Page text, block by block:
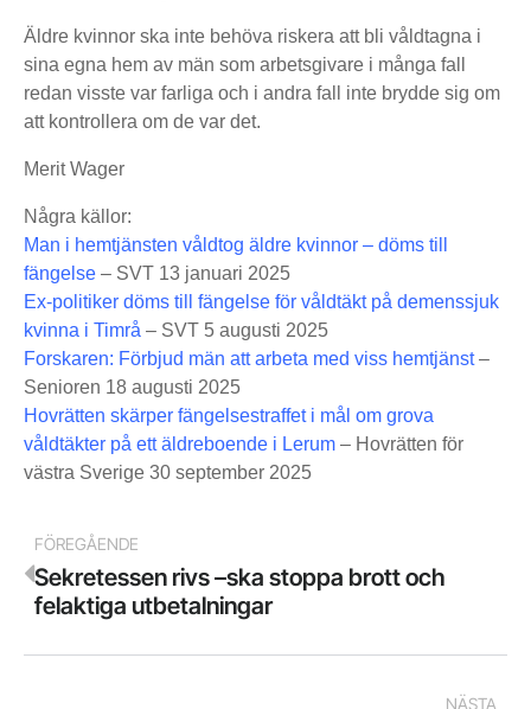
Äldre kvinnor ska inte behöva riskera att bli våldtagna i
sina egna hem av män som arbetsgivare i många fall
redan visste var farliga och i andra fall inte brydde sig om
att kontrollera om de var det.
Merit Wager
Några källor:
Man i hemtjänsten våldtog äldre kvinnor – döms till
fängelse – SVT 13 januari 2025
Ex-politiker döms till fängelse för våldtäkt på demenssjuk
kvinna i Timrå – SVT 5 augusti 2025
Forskaren: Förbjud män att arbeta med viss hemtjänst–
Senioren 18 augusti 2025
Hovrätten skärper fängelsestraffet i mål om grova
våldtäkter på ett äldreboende i Lerum – Hovrätten för
västra Sverige 30 september 2025
FÖREGÅENDE
Sekretessen rivs –ska stoppa brott och
felaktiga utbetalningar
NÄSTA